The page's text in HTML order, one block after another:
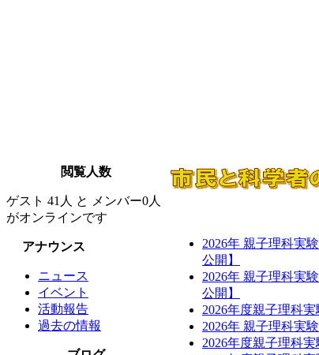
閲覧人数
ゲスト 41人 と メンバー0人
がオンラインです
アナウンス
ニュース
イベント
活動報告
過去の情報
2026年 親子理科実
公開】
2026年 親子理科実
公開】
2026年度親子理科
2026年 親子理科実
2026年度親子理科